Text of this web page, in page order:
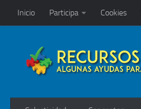
Saltar al contenido
Inicio Participa Cookies